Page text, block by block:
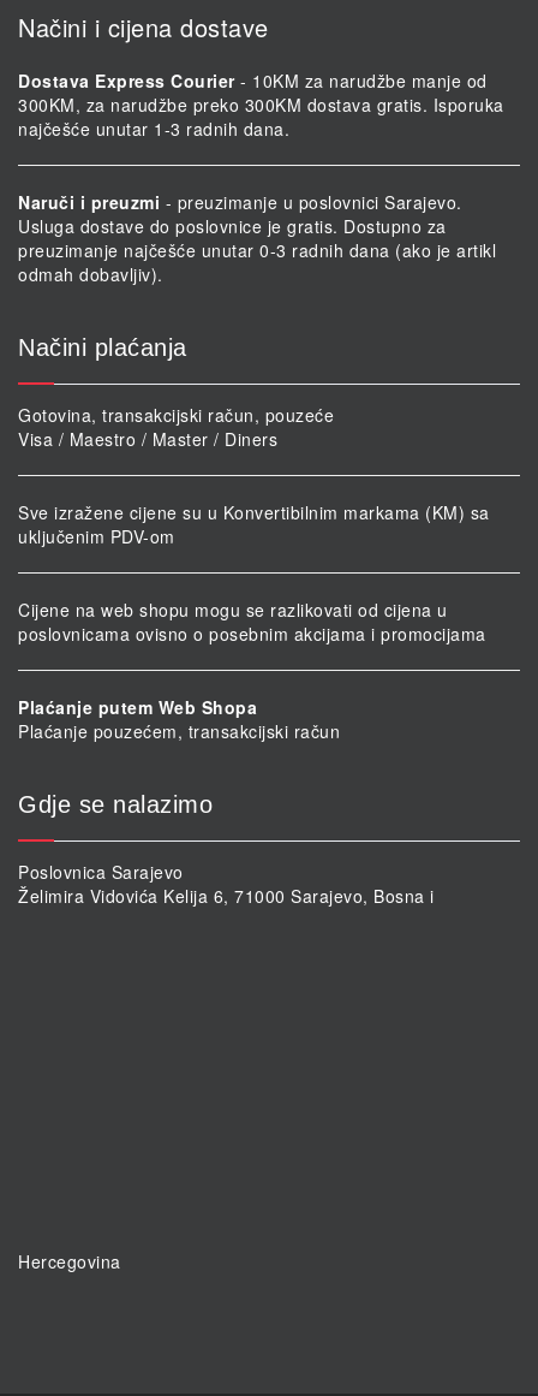
Načini i cijena dostave
Dostava Express Courier- 10KM za narudžbe manje od
300KM, za narudžbe preko 300KM dostava gratis. Isporuka
najčešće unutar 1-3 radnih dana.
Naruči i preuzmi - preuzimanje u poslovnici Sarajevo.
Usluga dostave do poslovnice je gratis. Dostupno za
preuzimanje najčešće unutar 0-3 radnih dana (ako je artikl
odmah dobavljiv).
Načini plaćanja
Gotovina, transakcijski račun, pouzeće
Visa / Maestro / Master / Diners
Sve izražene cijene su u Konvertibilnim markama (KM) sa
uključenim PDV-om
Cijene na web shopu mogu se razlikovati od cijena u
poslovnicama ovisno o posebnim akcijama i promocijama
Plaćanje putem Web Shopa
Plaćanje pouzećem, transakcijski račun
Gdje se nalazimo
Poslovnica Sarajevo
Želimira Vidovića Kelija 6, 71000 Sarajevo, Bosna i
Hercegovina